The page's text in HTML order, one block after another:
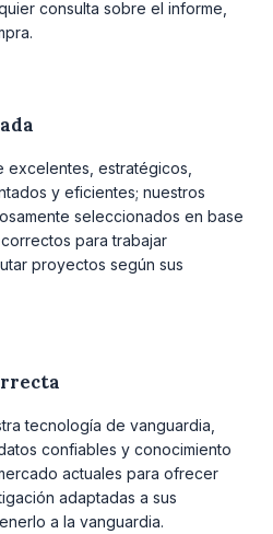
consulta sobre el informe,
excelentes, estratégicos,
y eficientes; nuestros
seleccionados en base
para trabajar
proyectos según sus
tecnología de vanguardia,
confiables y conocimiento
actuales para ofrecer
adaptadas a sus
a la vanguardia.